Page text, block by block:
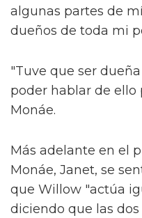
algunas partes de
dueños de toda mi
"Tuve que ser
poder hablar de
Monáe.
Más adelante en el
Monáe, Janet, se
que Willow "actúa
diciendo que las dos